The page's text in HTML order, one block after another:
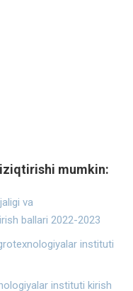
mumkin:
va
ballari 2022-2023
instituti
instituti kirish